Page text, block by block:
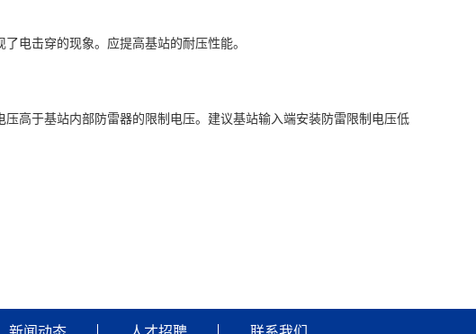
电击穿的现象。应提高基站的耐压性能。
高于基站内部防雷器的限制电压。建议基站输入端安装防雷限制电压低